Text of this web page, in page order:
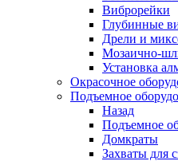
Виброрейки
Глубинные
Дрели и
Мозаично-
Установка
Окрасочное
Подъемное
Назад
Подъемное
Домкраты
Захваты для